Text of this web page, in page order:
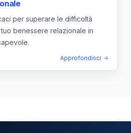
per superare le difficoltà
benessere relazionale in
Approfondisci